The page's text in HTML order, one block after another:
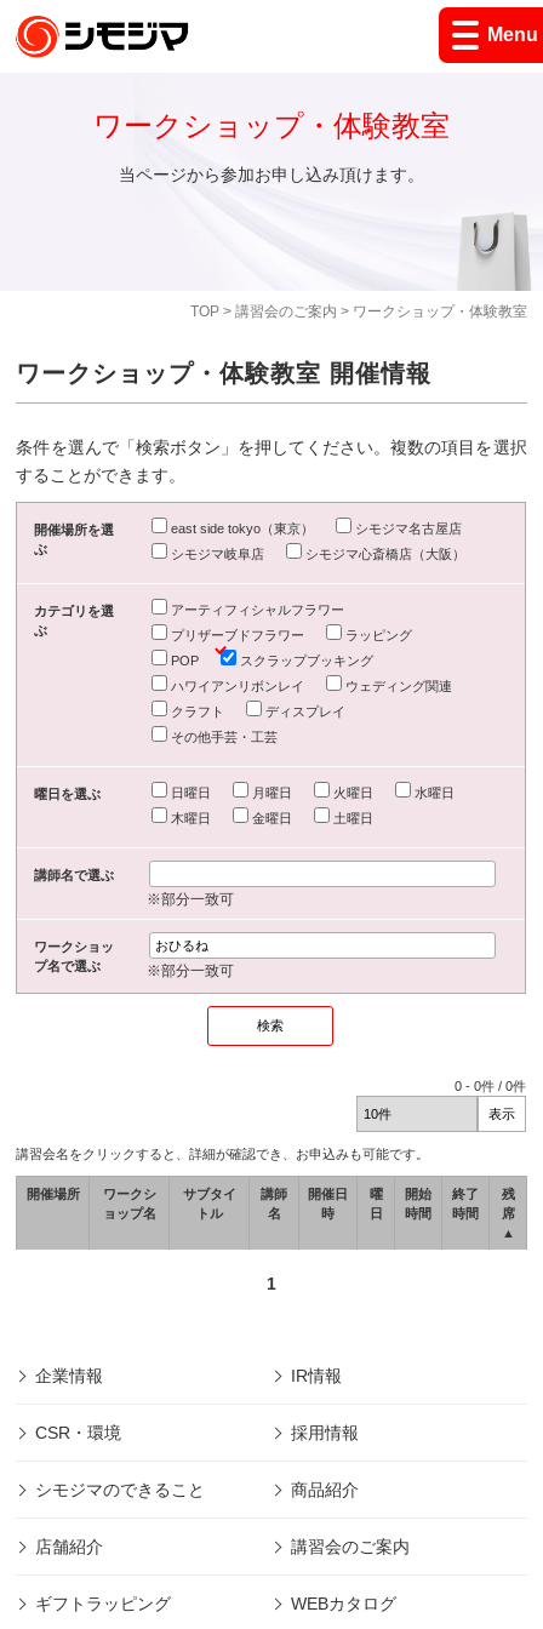
Menu
TOP> 講習会のご案内 > ワークショップ・体験教室
ワークショップ・体験教室
当ページから参加お申し込み頂けます。
ワークショップ・体験教室 開催情報
条件を選んで「検索ボタン」を押してください。複数の項目を選択
することができます。
開催場所を選
ぶ
east side tokyo（東京）
シモジマ名古屋店
シモジマ岐阜店
シモジマ心斎橋店（大阪）
カテゴリを選
ぶ
アーティフィシャルフラワー
プリザーブドフラワー
ラッピング
POP
スクラップブッキング
ハワイアンリボンレイ
ウェディング関連
クラフト
ディスプレイ
その他手芸・工芸
曜日を選ぶ 日曜日 月曜日 火曜日
水曜日
木曜日
金曜日 土曜日
講師名で選ぶ
※部分一致可
ワークショッ
プ名で選ぶ
※部分一致可
0 -0件 /0件
講習会名をクリックすると、詳細が確認でき、お申込みも可能です。
開催場所
ワークシ
ョップ名
サブタイ
トル
講師
名
開催日
時
曜
日
開始
時間
終了
時間
残
席
▲
1
企業情報 IR情報
CSR・環境 採用情報
シモジマのできること 商品紹介
店舗紹介 講習会のご案内
ギフトラッピング WEBカタログ